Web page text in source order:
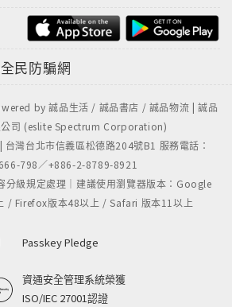
民防騙網
by 誠品生活 / 誠品書店 / 誠品物流 | 誠品
公司 (eslite Spectrum Corporation)
灣台北市信義區松德路204號B1 服務電話：
798／+886-2-8789-8921
分級規定處理｜建議使用瀏覽器版本：Google
/ Firefox版本48以上 / Safari 版本11以上
Passkey Pledge
資通安全管理系統榮獲
ISO/IEC 27001認證